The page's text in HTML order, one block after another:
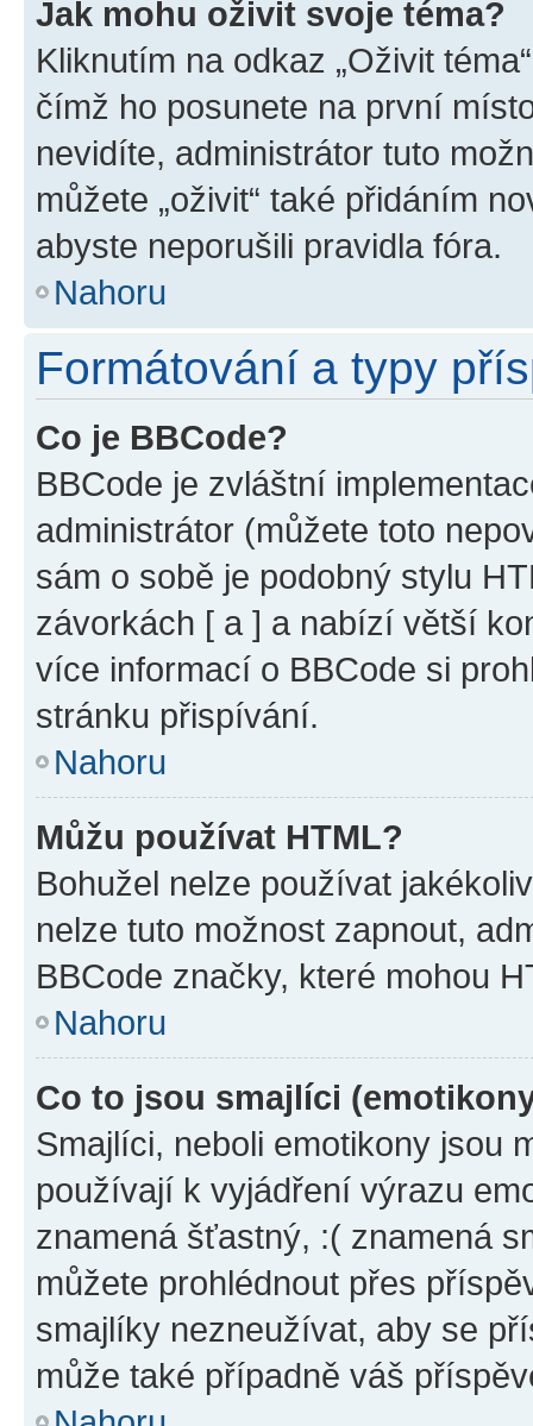
Jak mohu oživit svoje téma?
Kliknutím na odkaz „Oživit
čímž ho posunete na první
nevidíte, administrátor tuto
můžete „oživit“ také přidáním
abyste neporušili pravidla fóra.
Nahoru
Formátování a typy
Co je BBCode?
BBCode je zvláštní
administrátor (můžete toto
sám o sobě je podobný stylu
závorkách [ a ] a nabízí větší
více informací o BBCode si
stránku přispívání.
Nahoru
Můžu používat HTML?
Bohužel nelze používat
nelze tuto možnost zapnout,
BBCode značky, které mohou
Nahoru
Co to jsou smajlíci
Smajlíci, neboli emotikony jsou
používají k vyjádření výrazu
znamená šťastný, :( znamená
můžete prohlédnout přes
smajlíky nezneužívat, aby se
může také případně váš